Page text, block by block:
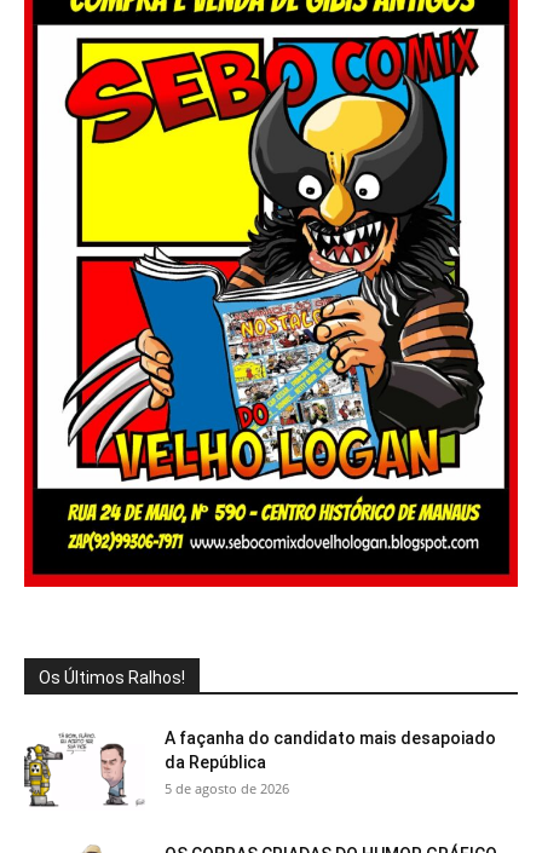
Os Últimos Ralhos!
A façanha do candidato mais desapoiado
da República
5 de agosto de 2026